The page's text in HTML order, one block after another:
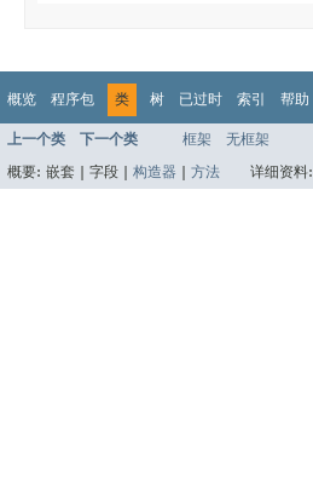
概览 程序包 类 树 已过时 索引 帮助
上一个类 下一个类 框架 无框架
概要: 嵌套 | 字段 | 构造器 方法 详细资料: